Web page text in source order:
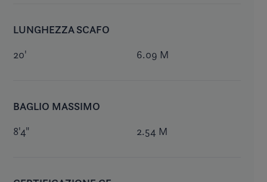
LUNGHEZZA SCAFO
20' 6.09 M
BAGLIO MASSIMO
8'4" 2.54 M